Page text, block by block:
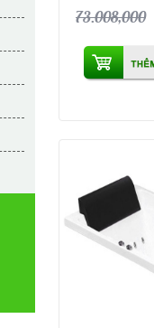
73.008,000